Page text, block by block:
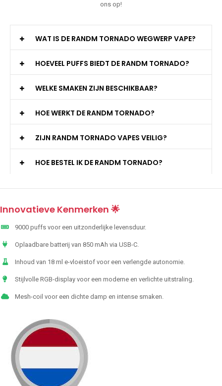
ons op!
WAT IS DE RANDM TORNADO WEGWERP VAPE?
HOEVEEL PUFFS BIEDT DE RANDM TORNADO?
WELKE SMAKEN ZIJN BESCHIKBAAR?
HOE WERKT DE RANDM TORNADO?
ZIJN RANDM TORNADO VAPES VEILIG?
HOE BESTEL IK DE RANDM TORNADO?
Innovatieve Kenmerken 🌟
9000 puffs voor een uitzonderlijke levensduur.
Oplaadbare batterij van 850 mAh via USB-C.
Inhoud van 18 ml e-vloeistof voor een verlengde autonomie.
Stijlvolle RGB-display voor een moderne en verlichte uitstraling.
Mesh-coil voor een dichte damp en intense smaken.